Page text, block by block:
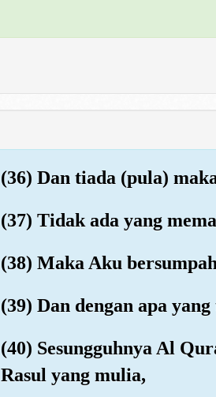
(36) Dan tiada (pula)
(37) Tidak ada yang
(38) Maka Aku
(39) Dan dengan apa
(40) Sesungguhnya Al
Rasul yang mulia,